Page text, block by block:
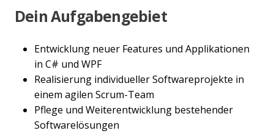
Dein Aufgabengebiet
Entwicklung neuer Features und Applikationen
in C# und WPF
Realisierung individueller Softwareprojekte in
einem agilen Scrum-Team
Pflege und Weiterentwicklung bestehender
Softwarelösungen